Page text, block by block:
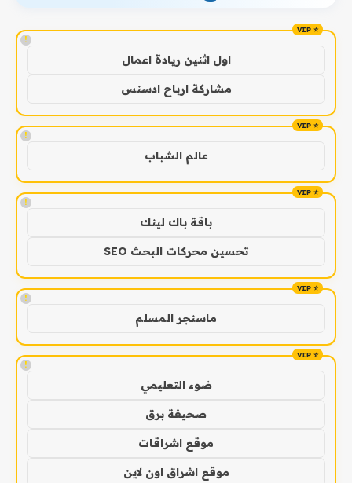
!
اول اثنين ريادة اعمال
مشاركة ارباح ادسنس
!
عالم الشباب
!
باقة باك لينك
تحسين محركات البحث SEO
!
ماسنجر المسلم
!
ضوء التعليمي
صحيفة برق
موقع اشراقات
موقع اشراق اون لاين